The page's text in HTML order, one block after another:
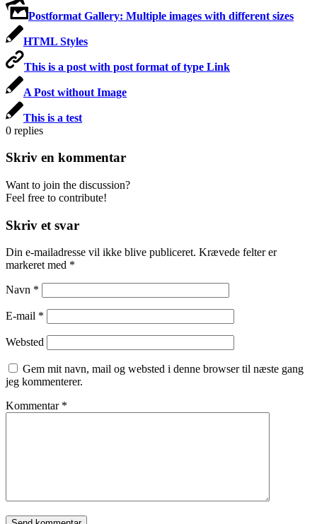
Postformat Gallery: Multiple images with different sizes
HTML Styles
This is a post with post format of type Link
A Post without Image
This is a test
0 replies
Skriv en kommentar
Want to join the discussion?
Feel free to contribute!
Skriv et svar
Din e-mailadresse vil ikke blive publiceret. Krævede felter er
markeret med *
Navn *
E-mail *
Websted
Gem mit navn, mail og websted i denne browser til næste gang
jeg kommenterer.
Kommentar *